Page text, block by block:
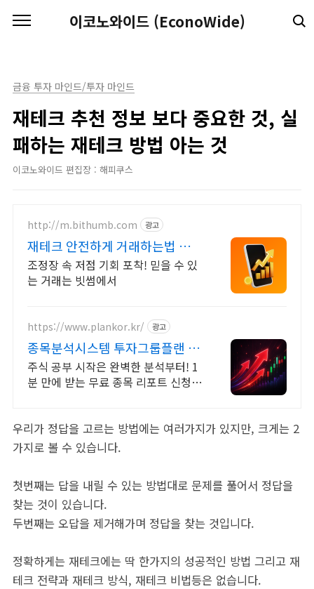
이코노와이드 (EconoWide)
금융 투자 마인드/투자 마인드
재테크 추천 정보 보다 중요한 것, 실
패하는 재테크 방법 아는 것
이코노와이드 편집장 : 해피쿠스
http://m.bithumb.com 광고
재테크 안전하게 거래하는법 신규
가입 시 5만원 혜택
조정장 속 저점 기회 포착! 믿을 수 있
는 거래는 빗썸에서
https://www.plankor.kr/ 광고
종목분석시스템 투자그룹플랜 가
입즉시 무료리포트 100%
주식 공부 시작은 완벽한 분석부터! 1
분 만에 받는 무료 종목 리포트 신청하
우리가 정답을 고르는 방법에는 여러가지가 있지만, 크게는 2
가지로 볼 수 있습니다.
첫번째는 답을 내릴 수 있는 방법대로 문제를 풀어서 정답을
찾는 것이 있습니다.
두번째는 오답을 제거해가며 정답을 찾는 것입니다.
정확하게는 재테크에는 딱 한가지의 성공적인 방법 그리고 재
테크 전략과 재테크 방식, 재테크 비법등은 없습니다.